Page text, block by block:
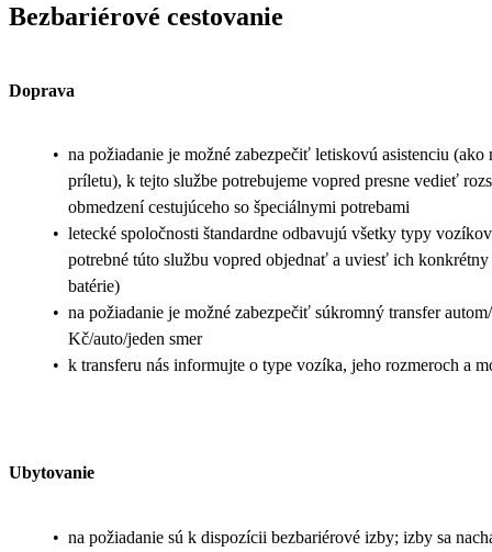
Bezbariérové cestovanie
Doprava
• na požiadanie je možné zabezpečiť letiskovú asistenciu
príletu), k tejto službe potrebujeme vopred presne vedieť
obmedzení cestujúceho so špeciálnymi potrebami
• letecké spoločnosti štandardne odbavujú všetky typy
potrebné túto službu vopred objednať a uviesť ich
batérie)
• na požiadanie je možné zabezpečiť súkromný transfer
Kč/auto/jeden smer
• k transferu nás informujte o type vozíka, jeho rozmeroch a
Ubytovanie
• na požiadanie sú k dispozícii bezbariérové izby; izby sa